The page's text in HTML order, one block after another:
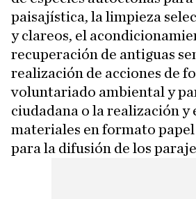
paisajística, la limpieza
y clareos, el
recuperación de antiguas
realización de acciones de
voluntariado ambiental y
ciudadana o la realización y
materiales en formato
para la difusión de los